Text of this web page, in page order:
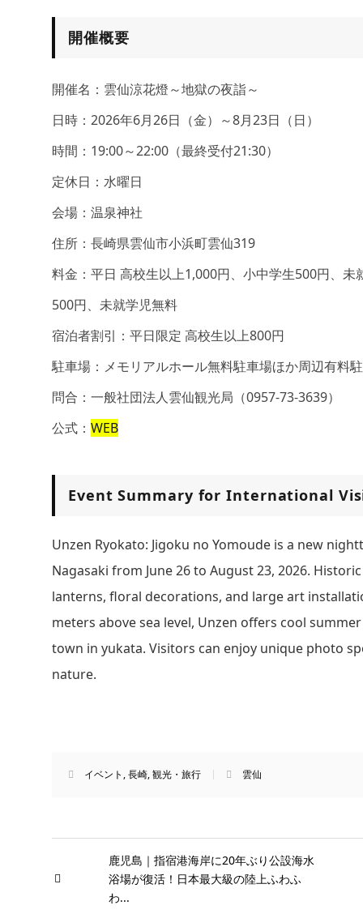
開催概要
開催名：雲仙涼花燈～地獄の夜詣～
日時：2026年6月26日（金）～8月23日（日）
時間：19:00～22:00（最終受付21:30）
定休日：水曜日
会場：温泉神社
住所：長崎県雲仙市小浜町雲仙319
料金：平日 高校生以上1,000円、小中学生500円、
500円、未就学児無料
宿泊者割引：平日限定 高校生以上800円
駐車場：メモリアルホール無料駐車場ほか周辺有料
問合：一般社団法人雲仙観光局（0957-73-3639）
公式： WEB
Event Summary for International
Unzen Ryokato: Jigoku no Yomoude is a new
Nagasaki from June 26 to August 23, 2026.
lanterns, floral decorations, and large art
meters above sea level, Unzen offers cool
town in yukata. Visitors can enjoy unique photo
nature.
イベント ,長崎,観光・旅行 雲仙
鹿児島｜指宿港海岸に20年ぶり公設海水
浴場が復活！日本最大級の陸上ふわふ
わ...